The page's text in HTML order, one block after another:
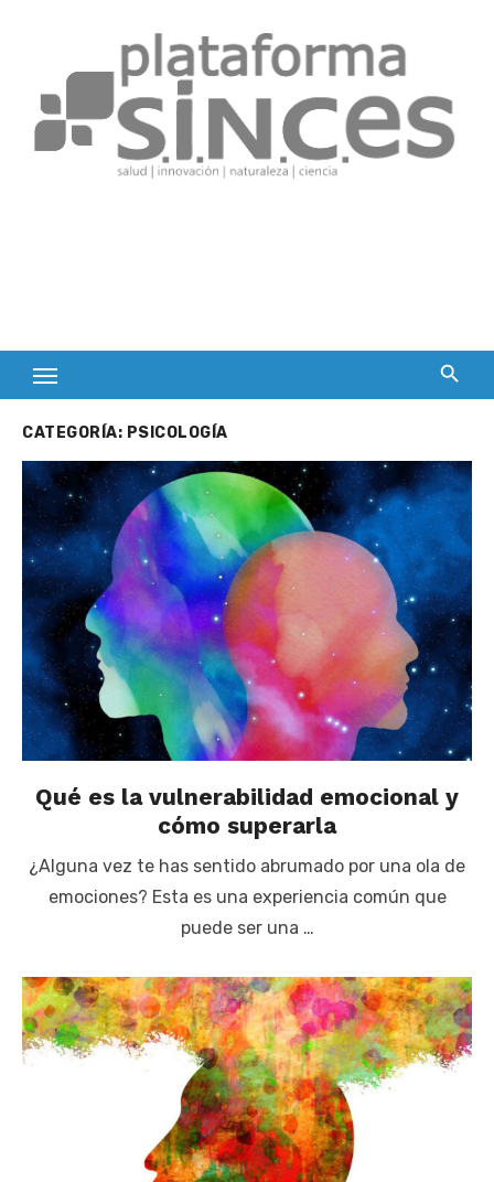
content
CATEGORÍA: PSICOLOGÍA
Qué es la vulnerabilidad emocional y
cómo superarla
¿Alguna vez te has sentido abrumado por una ola de
emociones? Esta es una experiencia común que
puede ser una …